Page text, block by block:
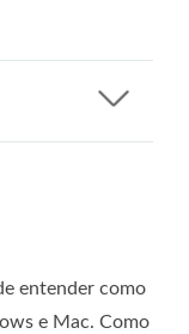
entender como
e Mac. Como